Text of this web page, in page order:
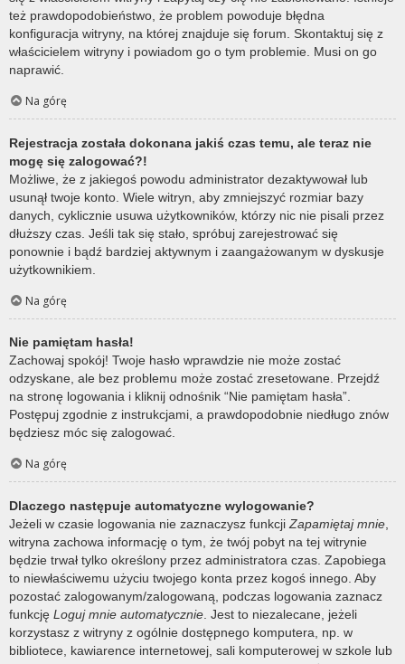
też prawdopodobieństwo, że problem powoduje błędna
konfiguracja witryny, na której znajduje się forum. Skontaktuj się z
właścicielem witryny i powiadom go o tym problemie. Musi on go
naprawić.
Na górę
Rejestracja została dokonana jakiś czas temu, ale teraz nie
mogę się zalogować?!
Możliwe, że z jakiegoś powodu administrator dezaktywował lub
usunął twoje konto. Wiele witryn, aby zmniejszyć rozmiar bazy
danych, cyklicznie usuwa użytkowników, którzy nic nie pisali przez
dłuższy czas. Jeśli tak się stało, spróbuj zarejestrować się
ponownie i bądź bardziej aktywnym i zaangażowanym w dyskusje
użytkownikiem.
Na górę
Nie pamiętam hasła!
Zachowaj spokój! Twoje hasło wprawdzie nie może zostać
odzyskane, ale bez problemu może zostać zresetowane. Przejdź
na stronę logowania i kliknij odnośnik “Nie pamiętam hasła”.
Postępuj zgodnie z instrukcjami, a prawdopodobnie niedługo znów
będziesz móc się zalogować.
Na górę
Dlaczego następuje automatyczne wylogowanie?
Jeżeli w czasie logowania nie zaznaczysz funkcji Zapamiętaj mnie
witryna zachowa informację o tym, że twój pobyt na tej witrynie
będzie trwał tylko określony przez administratora czas. Zapobiega
to niewłaściwemu użyciu twojego konta przez kogoś innego. Aby
pozostać zalogowanym/zalogowaną, podczas logowania zaznacz
funkcję Loguj mnie automatycznie . Jest to niezalecane, jeżeli
korzystasz z witryny z ogólnie dostępnego komputera, np. w
bibliotece, kawiarence internetowej, sali komputerowej w szkole lub